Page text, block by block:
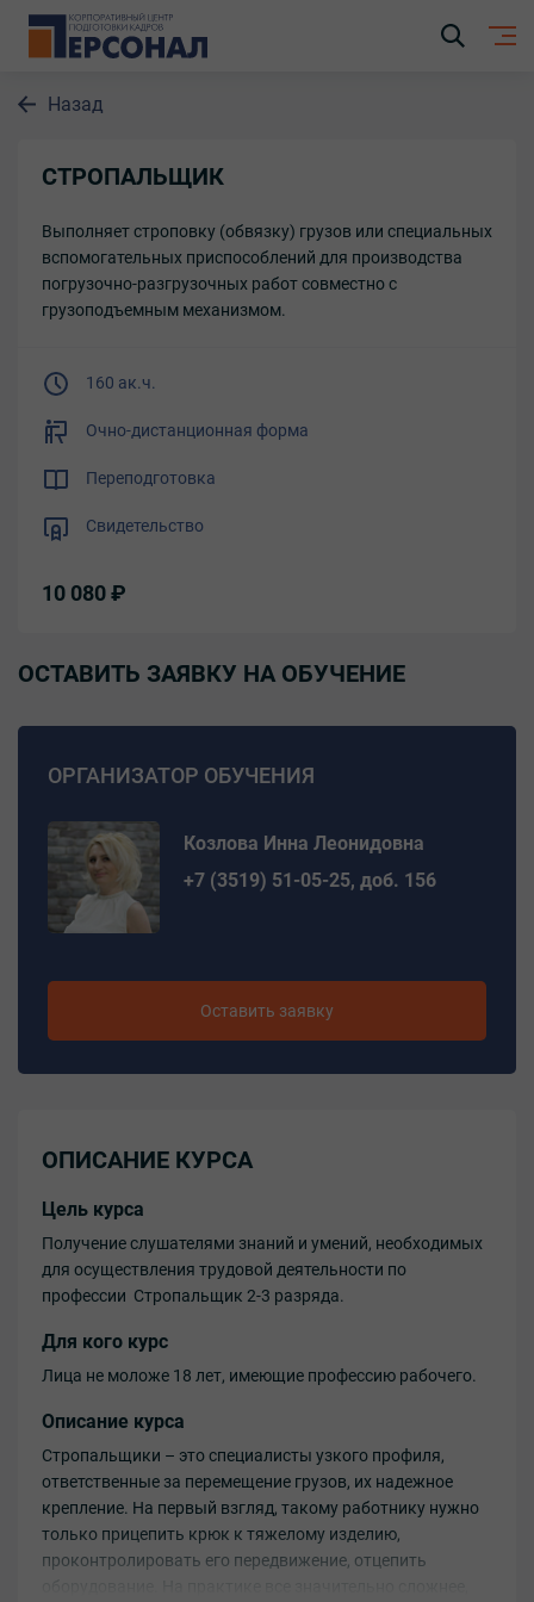
Назад
СТРОПАЛЬЩИК
Выполняет строповку (обвязку) грузов или специальных
вспомогательных приспособлений для производства
погрузочно-разгрузочных работ совместно с
грузоподъемным механизмом.
160 ак.ч.
Очно-дистанционная форма
Переподготовка
Свидетельство
10 080 ₽
ОСТАВИТЬ ЗАЯВКУ НА ОБУЧЕНИЕ
ОРГАНИЗАТОР ОБУЧЕНИЯ
Козлова Инна Леонидовна
+7 (3519) 51-05-25, доб. 156
Оставить заявку
ОПИСАНИЕ КУРСА
Цель курса
Получение слушателями знаний и умений, необходимых
для осуществления трудовой деятельности по
профессии Стропальщик 2-3 разряда.
Для кого курс
Лица не моложе 18 лет, имеющие профессию рабочего.
Описание курса
Стропальщики – это специалисты узкого профиля,
ответственные за перемещение грузов, их надежное
крепление. На первый взгляд, такому работнику нужно
только прицепить крюк к тяжелому изделию,
проконтролировать его передвижение, отцепить